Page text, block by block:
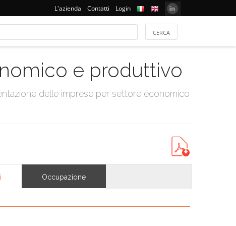
L'azienda Contatti Login
e produttivo
delle imprese per settore economico
Occupazione